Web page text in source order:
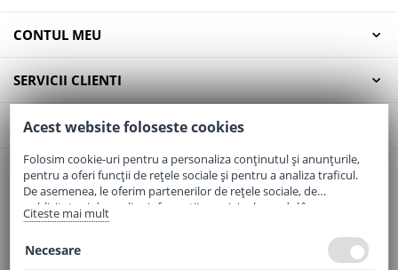
CONTUL MEU
SERVICII CLIENTI
CONTACT
Email:office@elaptepraf.ro
Telefon:0745-964-449
Adresa:Sos. Borsului, Nr. 20, Oradea, Jud. Bihor
Acest website foloseste cookies
Folosim cookie-uri pentru a personaliza conținutul și anunțurile,
pentru a oferi funcții de rețele sociale și pentru a analiza traficul.
De asemenea, le oferim partenerilor de rețele sociale, de
publicitate și de analize informații cu privire la modul în care
folosiți site-ul nostru. Aceștia le pot combina cu alte informații
Citeste mai mult
Necesare